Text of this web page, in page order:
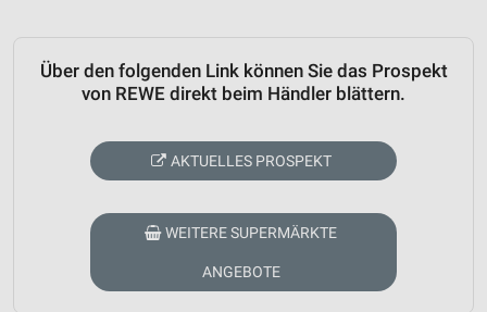
Über den folgenden Link können Sie das Prospekt
von REWE direkt beim Händler blättern.
AKTUELLES PROSPEKT
WEITERE SUPERMÄRKTE
ANGEBOTE